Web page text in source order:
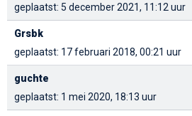
geplaatst: 5 december 2021, 11:12 uur
Grsbk
geplaatst: 17 februari 2018, 00:21 uur
guchte
geplaatst: 1 mei 2020, 18:13 uur